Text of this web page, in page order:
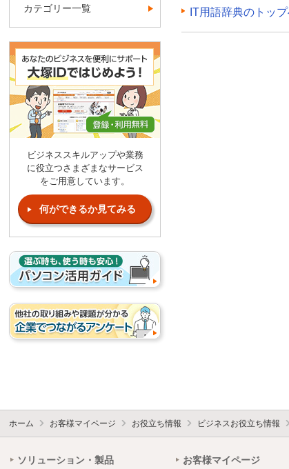
IT用語辞典のトッ
カテゴリー一覧
ビジネススキルアップや業務
に役立つさまざまなサービス
をご用意しています。
何ができるか見てみる
ホーム お客様マイページ お役立ち情報 ビジネスお役立ち情報
ソリューション・製品 お客様マイページ